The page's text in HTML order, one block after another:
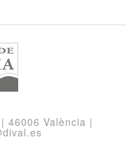
46006 València |